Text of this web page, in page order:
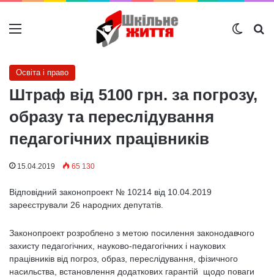
Меню
Освіта і право
Штраф від 5100 грн. за погрозу,
образу та переслідування
педагогічних працівників
15.04.2019 65 130
Відповідний законопроект № 10214 від 10.04.2019
зареєстрували 26 народних депутатів.
Законопроект розроблено з метою посилення законодавчого
захисту педагогічних, науково-педагогічних і наукових
працівників від погроз, образ, переслідування, фізичного
насильства, встановлення додаткових гарантій щодо поваги